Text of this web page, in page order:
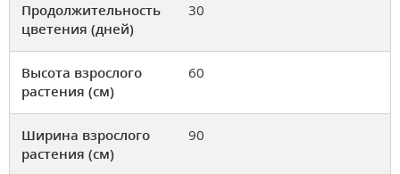
Продолжительность
цветения (дней)
30
Высота взрослого
растения (см)
60
Ширина взрослого
растения (см)
90